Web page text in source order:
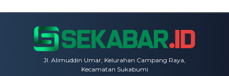
Jl. Alimuddin Umar, Kelurahan Campang Raya,
Kecamatan Sukabumi